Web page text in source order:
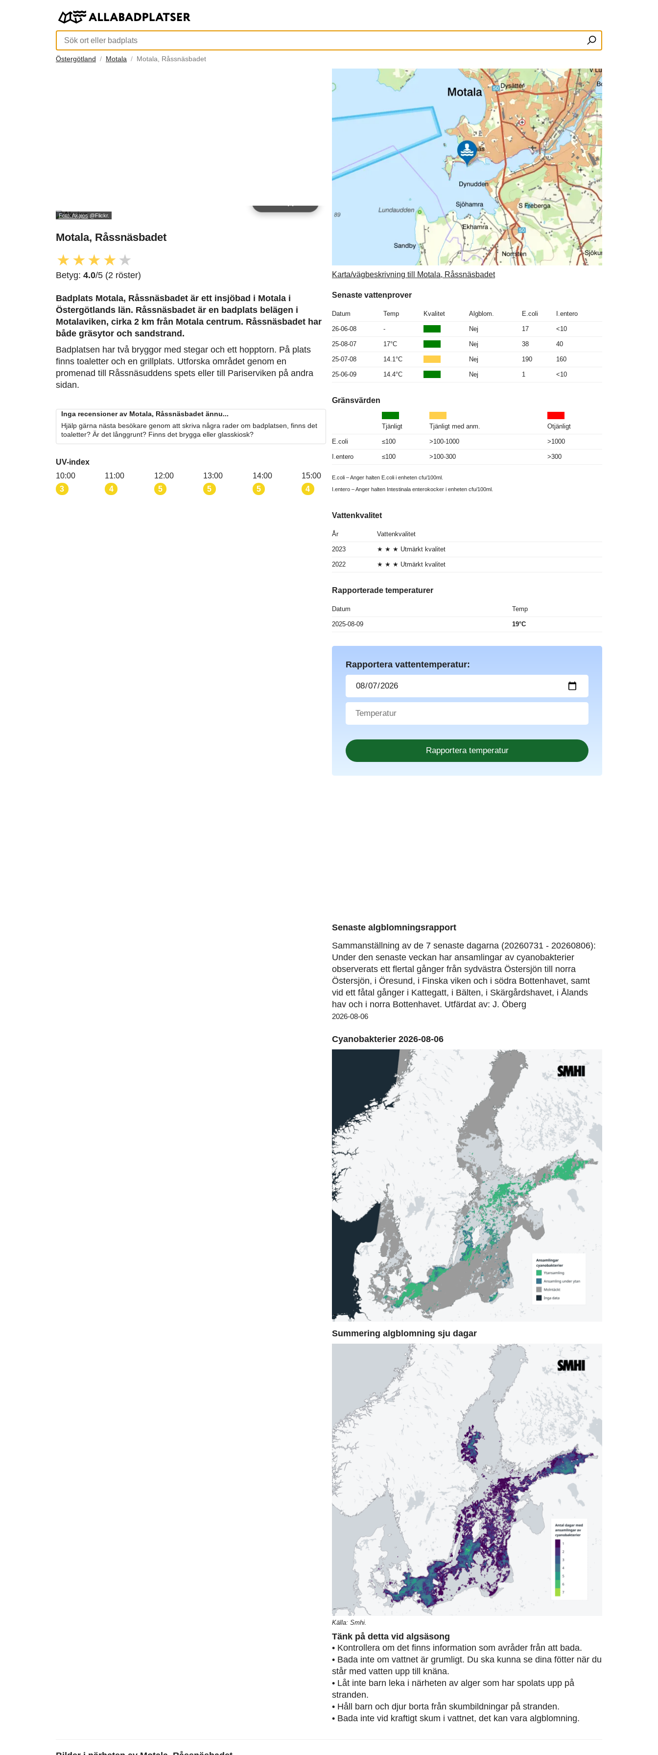
Östergötland Motala Motala, Råssnäsbadet
Foto: Akajos @Flickr.
Motala, Råssnäsbadet
★ ★★ ★ ★
Betyg: 4.0/5 (2 röster)
Badplats Motala, Råssnäsbadet är ett insjöbad i Motala i
Östergötlands län. Råssnäsbadet är en badplats belägen i
Motalaviken, cirka 2 km från Motala centrum. Råssnäsbadet har
både gräsytor och sandstrand.
Badplatsen har två bryggor med stegar och ett hopptorn. På plats
finns toaletter och en grillplats. Utforska området genom en
promenad till Råssnäsuddens spets eller till Pariserviken på andra
sidan.
Inga recensioner av Motala, Råssnäsbadet ännu...
Hjälp gärna nästa besökare genom att skriva några rader om badplatsen, finns det
toaletter? Är det långgrunt? Finns det brygga eller glasskiosk?
UV-index
10:00
3
11:00
4
12:00
5
13:00
5
14:00
5
15:00
4
Karta/vägbeskrivning till Motala, Råssnäsbadet
Senaste vattenprover
Datum Temp Kvalitet Algblom. E.coli I.entero
26-06-08 - Nej 17 <10
25-08-07 17°C Nej 38 40
25-07-08 14.1°C Nej 190 160
25-06-09 14.4°C Nej 1 <10
Gränsvärden
Tjänligt Tjänligt med anm. Otjänligt
E.coli ≤100 >100-1000 >1000
I.entero ≤100 >100-300 >300
E.coli – Anger halten E.coli i enheten cfu/100ml.
I.entero – Anger halten Intestinala enterokocker i enheten cfu/100ml.
Vattenkvalitet
År Vattenkvalitet
2023 ★ ★ ★ Utmärkt kvalitet
2022 ★ ★ ★ Utmärkt kvalitet
Rapporterade temperaturer
Datum Temp
2025-08-09 19°C
Rapportera vattentemperatur:
Senaste algblomningsrapport
Sammanställning av de 7 senaste dagarna (20260731 - 20260806):
Under den senaste veckan har ansamlingar av cyanobakterier
observerats ett flertal gånger från sydvästra Östersjön till norra
Östersjön, i Öresund, i Finska viken och i södra Bottenhavet, samt
vid ett fåtal gånger i Kattegatt, i Bälten, i Skärgårdshavet, i Ålands
hav och i norra Bottenhavet. Utfärdat av: J. Öberg
2026-08-06
Cyanobakterier 2026-08-06
Summering algblomning sju dagar
Källa: Smhi.
Tänk på detta vid algsäsong
• Kontrollera om det finns information som avråder från att bada.
• Bada inte om vattnet är grumligt. Du ska kunna se dina fötter när du
står med vatten upp till knäna.
• Låt inte barn leka i närheten av alger som har spolats upp på
stranden.
• Håll barn och djur borta från skumbildningar på stranden.
• Bada inte vid kraftigt skum i vattnet, det kan vara algblomning.